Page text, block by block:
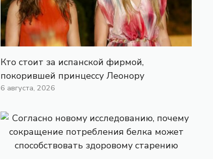
Кто стоит за испанской фирмой,
покорившей принцессу Леонору
6 августа, 2026